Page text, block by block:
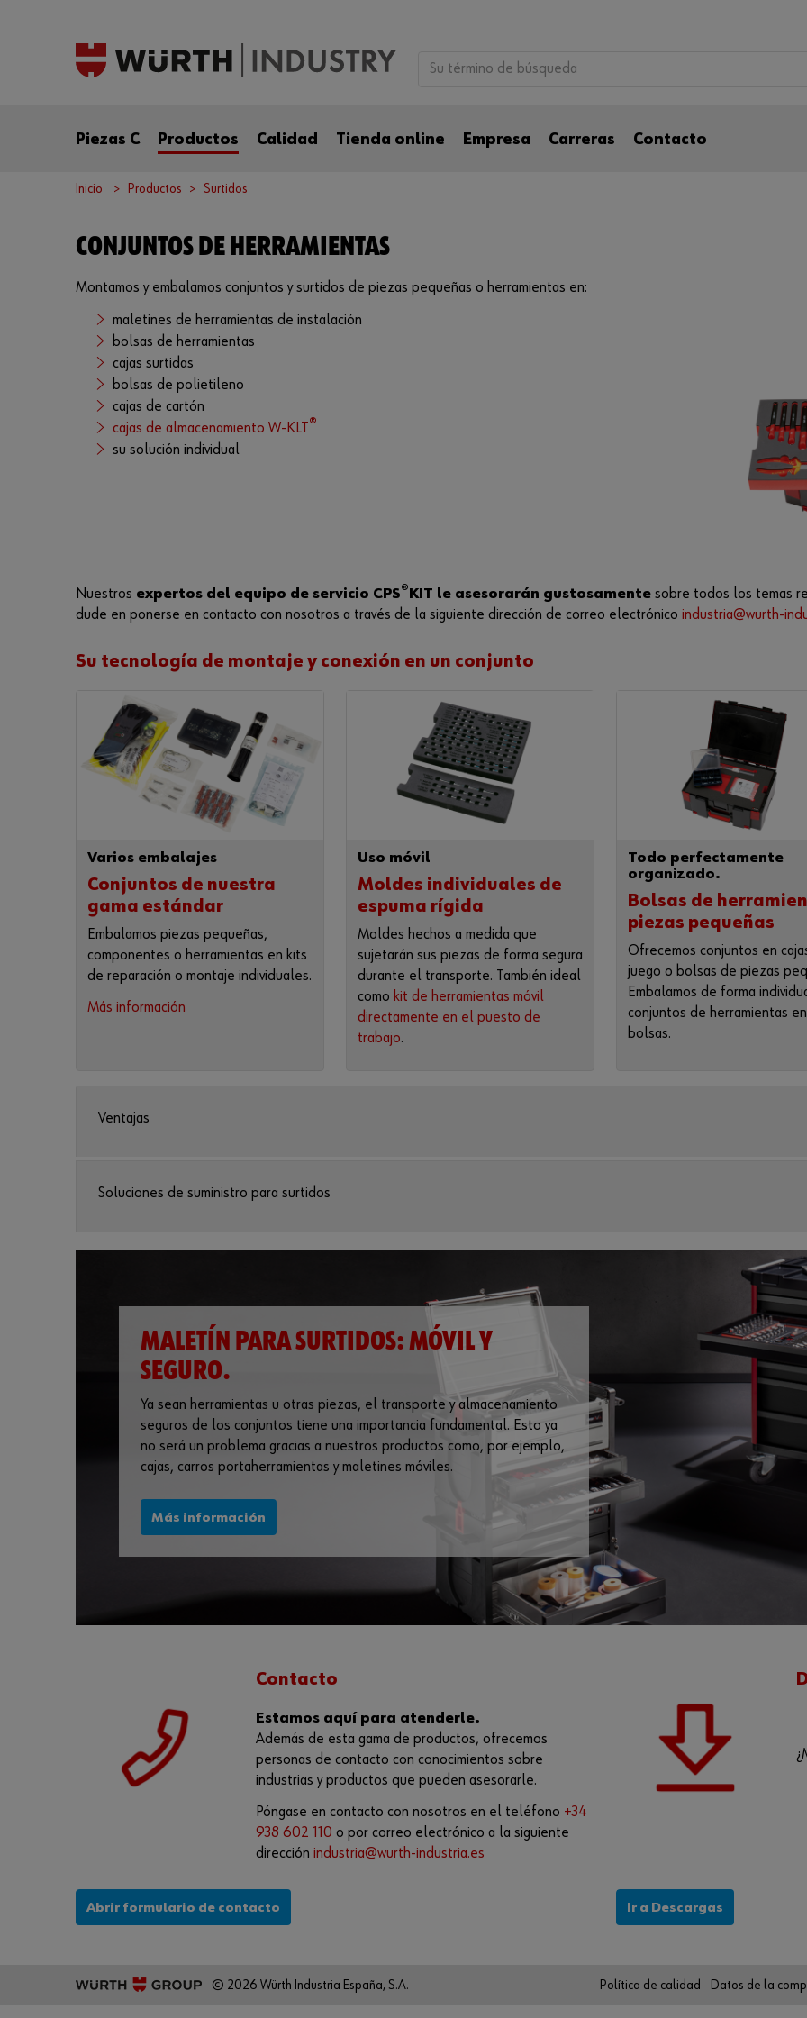
Piezas C Productos Calidad Tienda online Empresa Carreras Contacto
Inicio Productos Surtidos
CONJUNTOS DE HERRAMIENTAS
Montamos y embalamos conjuntos y surtidos de piezas pequeñas o herramientas en:
maletines de herramientas de instalación
bolsas de herramientas
cajas surtidas
bolsas de polietileno
cajas de cartón
cajas de almacenamiento W-KLT®
su solución individual
Nuestros expertos del equipo de servicio CPS® KIT le asesorarán gustosamente sobre todos los temas
dude en ponerse en contacto con nosotros a través de la siguiente dirección de correo electrónico industria@wurth-
Su tecnología de montaje y conexión en un conjunto
Varios embalajes
Conjuntos de nuestra
gama estándar
Embalamos piezas pequeñas,
componentes o herramientas en kits
de reparación o montaje individuales.
Más información
Uso móvil
Moldes individuales de
espuma rígida
Moldes hechos a medida que
sujetarán sus piezas de forma segura
durante el transporte. También ideal
como kit de herramientas móvil
directamente en el puesto de
trabajo.
Todo perfectamente
organizado.
Bolsas de
piezas pequeñas
Ofrecemos conjuntos en
juego o bolsas de piezas
Embalamos de forma
conjuntos de herramientas
bolsas.
Ventajas
Soluciones de suministro para surtidos
MALETÍN PARA SURTIDOS: MÓVIL Y
SEGURO.
Ya sean herramientas u otras piezas, el transporte y almacenamiento
seguros de los conjuntos tiene una importancia fundamental. Esto ya
no será un problema gracias a nuestros productos como, por ejemplo,
cajas, carros portaherramientas y maletines móviles.
Más información
Contacto
Estamos aquí para atenderle.
Además de esta gama de productos, ofrecemos
personas de contacto con conocimientos sobre
industrias y productos que pueden asesorarle.
Póngase en contacto con nosotros en el teléfono +34
938 602 110 o por correo electrónico a la siguiente
dirección industria@wurth-industria.es
Abrir formulario de contacto Ir a Descargas
© 2026 Würth Industria España, S.A. Política de calidad Datos de la